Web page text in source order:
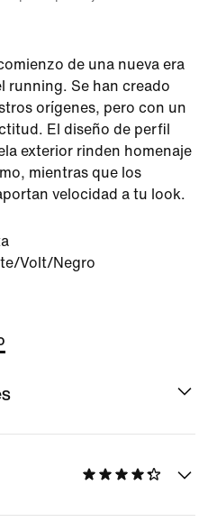
de una nueva era
running. Se han creado
orígenes, pero con un
El diseño de perfil
exterior rinden homenaje
mientras que los
velocidad a tu look.
Volt/Negro